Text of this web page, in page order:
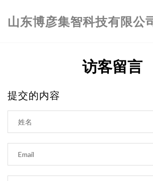
山东博彦集智科技有限公
访客留言
提交的内容